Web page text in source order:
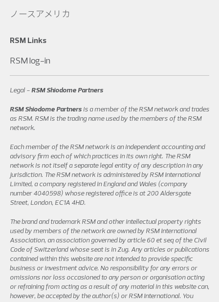
ノースアメリカ
RSM Links
RSM log-in
Legal -RSM Shiodome Partners
RSM Shiodome Partners is a member of the RSM network and trades
as RSM. RSM is the trading name used by the members of the RSM
network.
Each member of the RSM network is an independent accounting and
advisory firm each of which practices in its own right. The RSM
network is not itself a separate legal entity of any description in any
jurisdiction. The RSM network is administered by RSM International
Limited, a company registered in England and Wales (company
number 4040598) whose registered office is at 200 Aldersgate
Street, London, EC1A 4HD.
The brand and trademark RSM and other intellectual property rights
used by members of the network are owned by RSM International
Association, an association governed by article 60 et seq of the Civil
Code of Switzerland whose seat is in Zug. Any articles or publications
contained within this website are not intended to provide specific
business or investment advice. No responsibility for any errors or
omissions nor loss occasioned to any person or organisation acting
or refraining from acting as a result of any material in this website can,
however, be accepted by the author(s) or RSM International. You